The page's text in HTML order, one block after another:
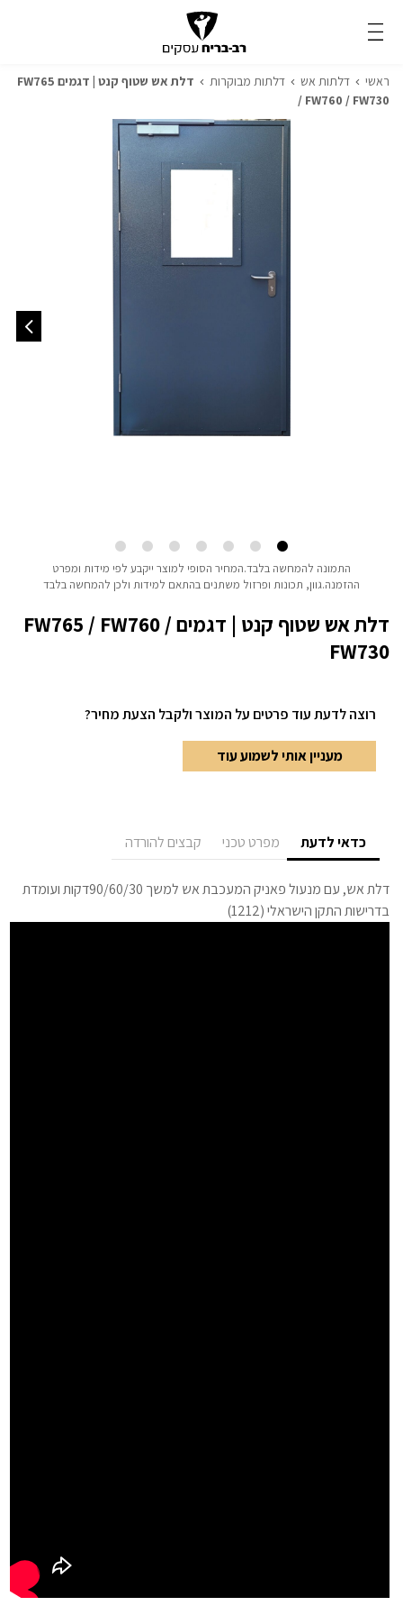
ראשי דלתות אש דלתות מבוקרות
דלת אש שטוף קנט | דגמים FW765
/ FW760 / FW730
דלת אש שטוף קנט | דגמים FW765 / FW760 /
FW730
רוצה לדעת עוד פרטים על המוצר ולקבל הצעת מחיר?
מעניין אותי לשמוע עוד
כדאי לדעת מפרט טכני קבצים להורדה
דלת אש, עם מנעול פאניק המעכבת אש למשך 90/60/30דקות ועומדת
בדרישות התקן הישראלי (1212)
התמונה להמחשה בלבד.המחיר הסופי למוצר ייקבע לפי מידות ומפרט
ההזמנה.גוון, תכונות ופרזול משתנים בהתאם למידות ולכן להמחשה בלבד